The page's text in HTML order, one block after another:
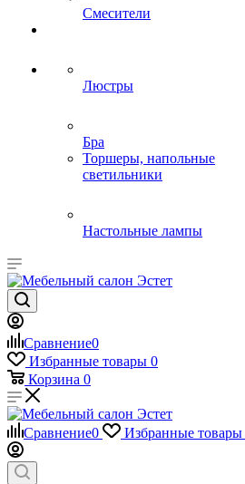
Смесители
Люстры
Бра
Торшеры, напольные
светильники
Настольные лампы
Сравнение0
Избранные товары 0
Корзина 0
Сравнение0 Избранные товары